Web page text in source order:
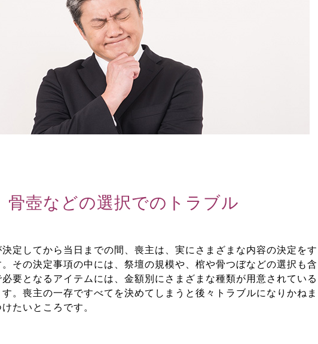
骨壺などの選択でのトラブル
定してから当日までの間、喪主は、実にさまざまな内容の決定をす
その決定事項の中には、祭壇の規模や、棺や骨つぼなどの選択も含
必要となるアイテムには、金額別にさまざまな種類が用意されている
。喪主の一存ですべてを決めてしまうと後々トラブルになりかねま
たいところです。